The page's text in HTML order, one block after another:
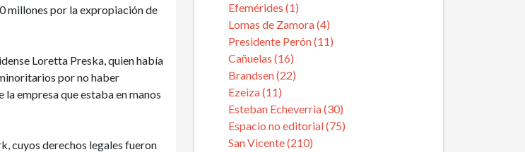
millones por la expropiación de
Loretta Preska, quien había
por no haber
empresa que estaba en manos
cuyos derechos legales fueron
Efemérides (1)
Lomas de Zamora (4)
Presidente Perón (11)
Cañuelas (16)
Brandsen (22)
Ezeiza (11)
Esteban Echeverria (30)
Espacio no editorial (75)
San Vicente (210)